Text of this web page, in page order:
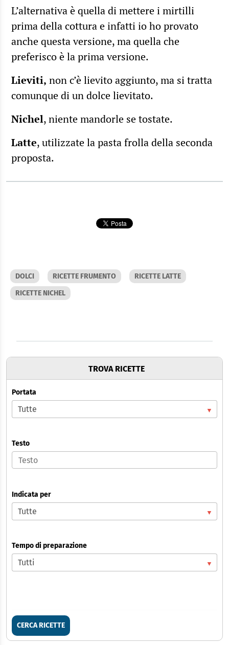
L’alternativa è quella di mettere i mirtilli
prima della cottura e infatti io ho provato
anche questa versione, ma quella che
preferisco è la prima versione.
Lieviti, non c’è lievito aggiunto, ma si tratta
comunque di un dolce lievitato.
Nichel, niente mandorle se tostate.
Latte, utilizzate la pasta frolla della seconda
proposta.
DOLCI RICETTE FRUMENTO
RICETTE LATTE
RICETTE NICHEL
TROVA RICETTE
Portata
Testo
Indicata per
Tempo di preparazione
CERCA RICETTE